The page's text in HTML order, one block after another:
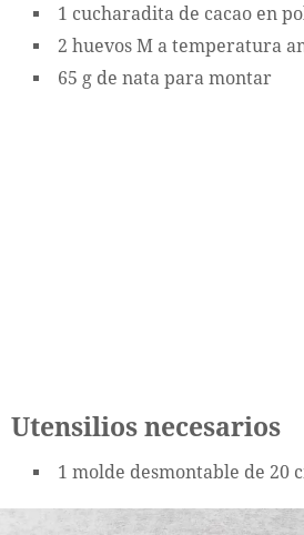
1 cucharadita de cacao en
2 huevos M a temperatura
65 g de nata para montar
Utensilios necesarios
1 molde desmontable de 20